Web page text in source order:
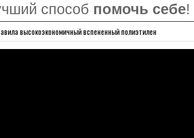
способ помочь себе!
высокоэкономичный вспененный полиэтилен